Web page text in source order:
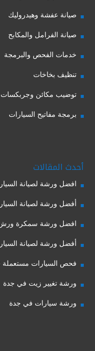
صيانة عفشة وهيدروليك
صيانة الفرامل والمكابح
خدمات الفحص والبرمجة
تنظيف بخاخات
توضيب مكائن وجربكسات
برمجة مفاتيح السيارات
أحدث المقالات
افضل ورشة لصيانة
أفضل ورشة لصيانة
افضل ورشة سمكرة ورش
أفضل ورشة لصيانة
فحص السيارات مستعملة
ورشة تغيير زيت في جدة
ورشة سيارات في جدة